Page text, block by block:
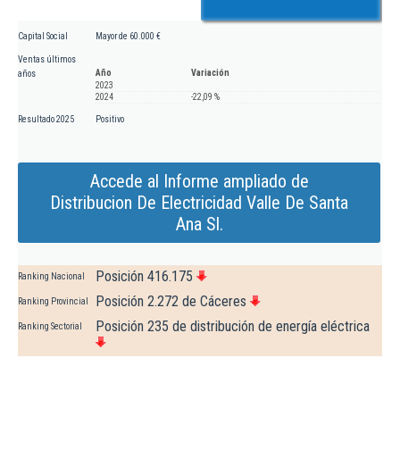
Capital Social Mayor de 60.000 €
Ventas últimos
años
Año
Variación
2023
2024
-22,09 %
Resultado 2025 Positivo
Accede al Informe ampliado de
Distribucion De Electricidad Valle De Santa
Ana Sl.
Ranking Nacional Posición 416.175
Ranking Provincial Posición 2.272 de Cáceres
Ranking Sectorial Posición 235 de distribución de energía eléctrica